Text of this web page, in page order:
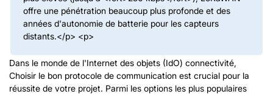
offre une pénétration beaucoup plus profonde et des
années d'autonomie de batterie pour les capteurs
distants.</p> <p>
Dans le monde de l'Internet des objets (IdO) connectivité,
Choisir le bon protocole de communication est crucial pour la
réussite de votre projet. Parmi les options les plus populaires